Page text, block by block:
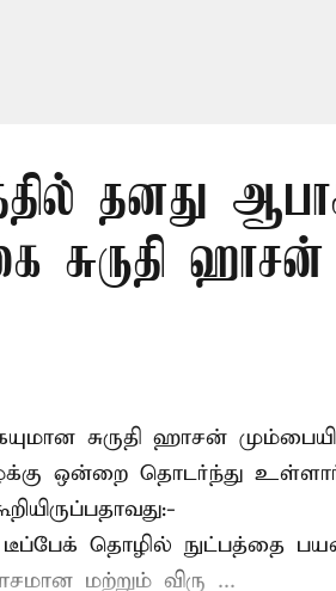
தனது
சுருதி
சுருதி ஹாசன்
ஒன்றை தொடர்ந்து
தொழில் நுட்பத்தை
மற்றும் விரு ...